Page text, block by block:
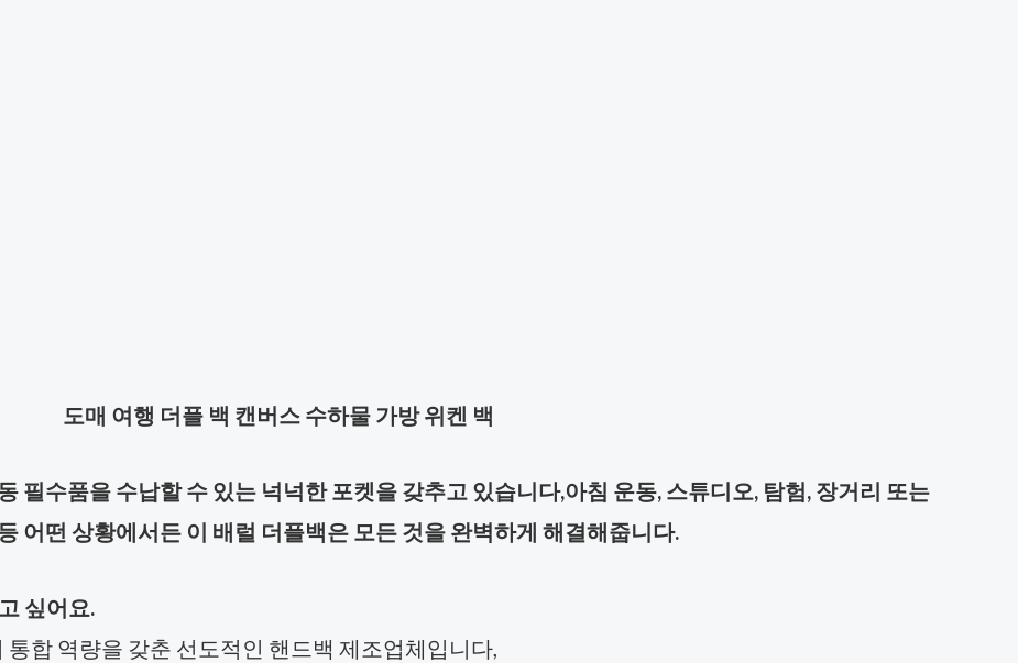
도매 여행 더플 백 캔버스 수하물 가방 위켄 백
필수품을 수납할 수 있는 넉넉한 포켓을 갖추고 있습니다,아침 운동, 스튜디오, 탐험, 장거리 또는
어떤 상황에서든 이 배럴 더플백은 모든 것을 완벽하게 해결해줍니다.
싶어요.
합 역량을 갖춘 선도적인 핸드백 제조업체입니다,